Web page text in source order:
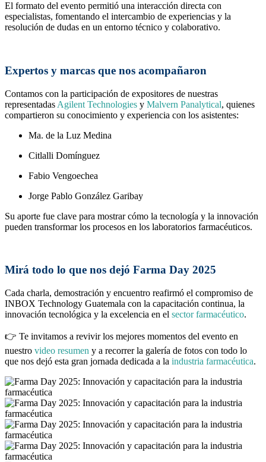
El formato del evento permitió una interacción directa con
especialistas, fomentando el intercambio de experiencias y la
resolución de dudas en un entorno técnico y colaborativo.
Expertos y marcas que nos acompañaron
Contamos con la participación de expositores de nuestras
representadas Agilent Technologies y Malvern Panalytical, quienes
compartieron su conocimiento y experiencia con los asistentes:
Ma. de la Luz Medina
Citlalli Domínguez
Fabio Vengoechea
Jorge Pablo González Garibay
Su aporte fue clave para mostrar cómo la tecnología y la innovación
pueden transformar los procesos en los laboratorios farmacéuticos.
Mirá todo lo que nos dejó Farma Day 2025
Cada charla, demostración y encuentro reafirmó el compromiso de
INBOX Technology Guatemala con la capacitación continua, la
innovación tecnológica y la excelencia en el sector farmacéutico.
👉 Te invitamos a revivir los mejores momentos del evento en
nuestro video resumen y a recorrer la galería de fotos con todo lo
que nos dejó esta gran jornada dedicada a la industria farmacéutica.